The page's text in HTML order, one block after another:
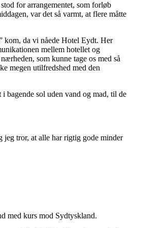
for arrangementet, som forløb
var det så varmt, at flere måtte
kom, da vi nåede Hotel Eydt. Her
mellem hotellet og
som kunne tage os med så
megen utilfredshed med den
bagende sol uden vand og mad, til de
jeg tror, at alle har rigtig gode minder
med kurs mod Sydtyskland.